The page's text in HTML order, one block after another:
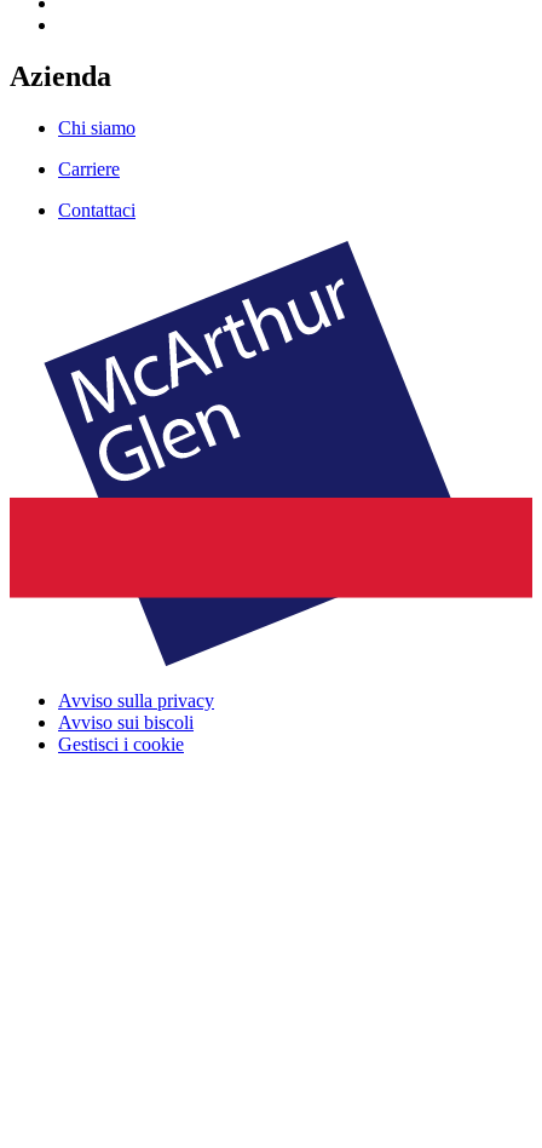
Azienda
Chi siamo
Carriere
Contattaci
Avviso sulla privacy
Avviso sui biscoli
Gestisci i cookie